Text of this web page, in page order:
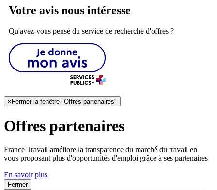
Votre avis nous intéresse
Qu'avez-vous pensé du service de recherche d'offres ?
× Fermer la fenêtre "Offres partenaires"
Offres partenaires
France Travail améliore la transparence du marché du travail en
vous proposant plus d'opportunités d'emploi grâce à ses partenaires
En savoir plus
Fermer